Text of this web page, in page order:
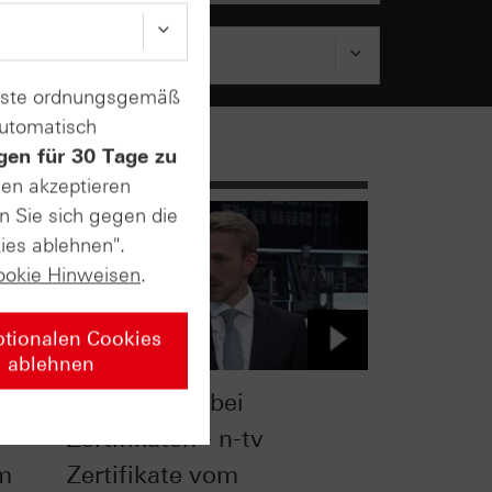
Komplexität bei
Zertifikaten - n-tv
Zertifikate vom
ordnungsgemäß
für 30 Tage zu
akzeptieren
Sie sich gegen die
ablehnen".
Hinweisen.
Cookies
ablehnen